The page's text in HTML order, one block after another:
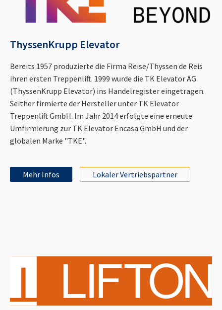
ThyssenKrupp Elevator
Bereits 1957 produzierte die Firma Reise/Thyssen de Reis
ihren ersten Treppenlift. 1999 wurde die TK Elevator AG
(ThyssenKrupp Elevator) ins Handelregister eingetragen.
Seither firmierte der Hersteller unter TK Elevator
Treppenlift GmbH. Im Jahr 2014 erfolgte eine erneute
Umfirmierung zur TK Elevator Encasa GmbH und der
globalen Marke "TKE".
Mehr Infos Lokaler Vertriebspartner